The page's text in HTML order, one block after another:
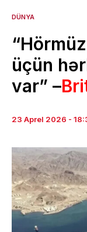
DÜNYA
“Hörmüz
üçün
var” –
23 Aprel 2026 -